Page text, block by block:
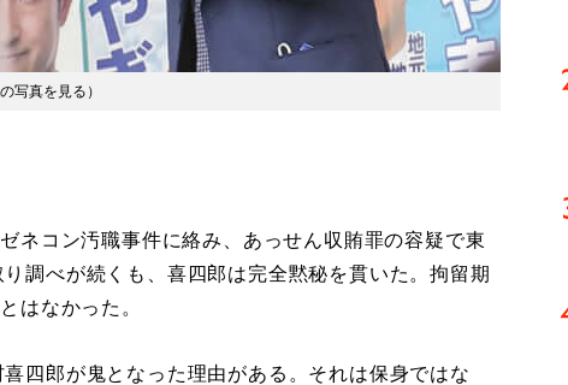
写真を見る ）
ネコン汚職事件に絡み、あっせん収賄罪の容疑で東
調べが続くも、喜四郎は完全黙秘を貫いた。拘留期
はなかった。
四郎が鬼となった理由がある。それは保身ではな